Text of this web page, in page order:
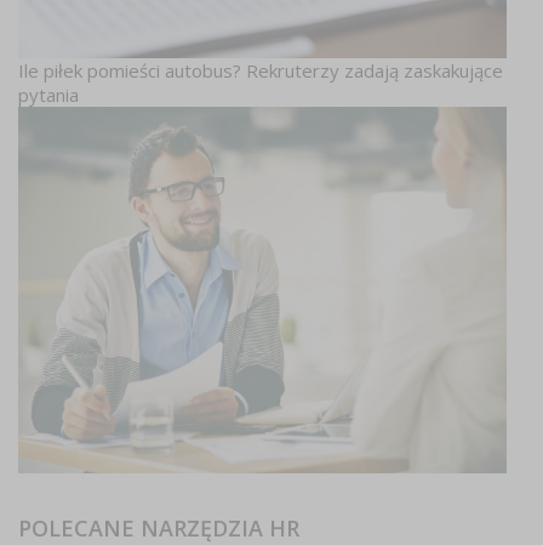
Ile piłek pomieści autobus? Rekruterzy zadają zaskakujące
pytania
POLECANE NARZĘDZIA HR